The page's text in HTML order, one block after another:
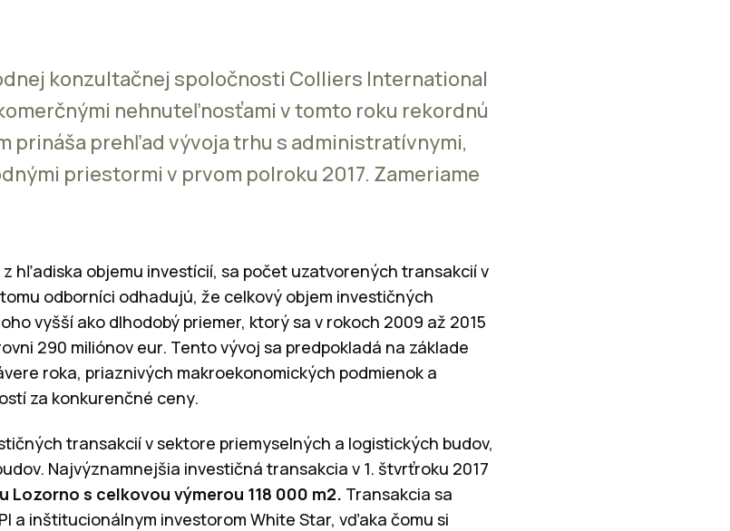
konzultačnej spoločnosti Colliers International
nehnuteľnosťami v tomto roku rekordnú
prináša prehľad vývoja trhu s administratívnymi,
priestormi v prvom polroku 2017. Zameriame
hľadiska objemu investícií, sa počet uzatvorených transakcií v
odborníci odhadujú, že celkový objem investičných
vyšší ako dlhodobý priemer, ktorý sa v rokoch 2009 až 2015
290 miliónov eur. Tento vývoj sa predpokladá na základe
roka, priaznivých makroekonomických podmienok a
za konkurenčné ceny.
transakcií v sektore priemyselných a logistických budov,
Najvýznamnejšia investičná transakcia v 1. štvrťroku 2017
Lozorno s celkovou výmerou 118 000 m2. Transakcia sa
a inštitucionálnym investorom White Star, vďaka čomu si